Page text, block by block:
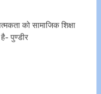
को सामाजिक शिक्षा
पुण्डीर